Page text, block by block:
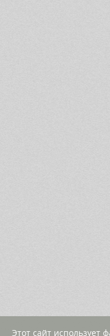
Этот сайт использует